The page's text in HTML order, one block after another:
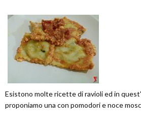
Esistono molte ricette di ravioli ed in
proponiamo una con pomodori e noce